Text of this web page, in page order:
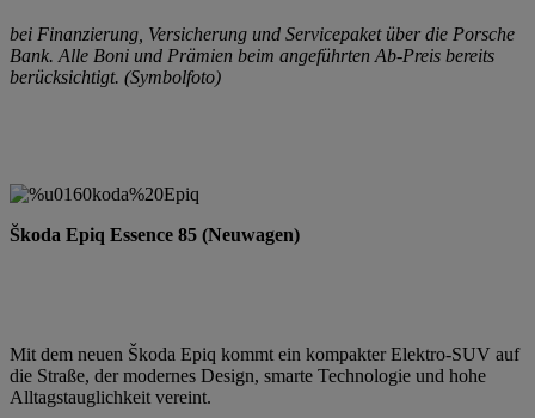
bei Finanzierung, Versicherung und Servicepaket über die Porsche
Bank. Alle Boni und Prämien beim angeführten Ab-Preis bereits
berücksichtigt. (Symbolfoto)
Škoda Epiq Essence 85 (Neuwagen)
Mit dem neuen Škoda Epiq kommt ein kompakter Elektro-SUV auf
die Straße, der modernes Design, smarte Technologie und hohe
Alltagstauglichkeit vereint.